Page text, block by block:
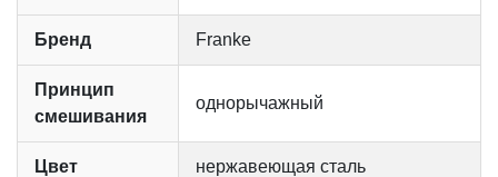
Бренд Franke
Принцип
смешивания
однорычажный
Цвет нержавеющая сталь